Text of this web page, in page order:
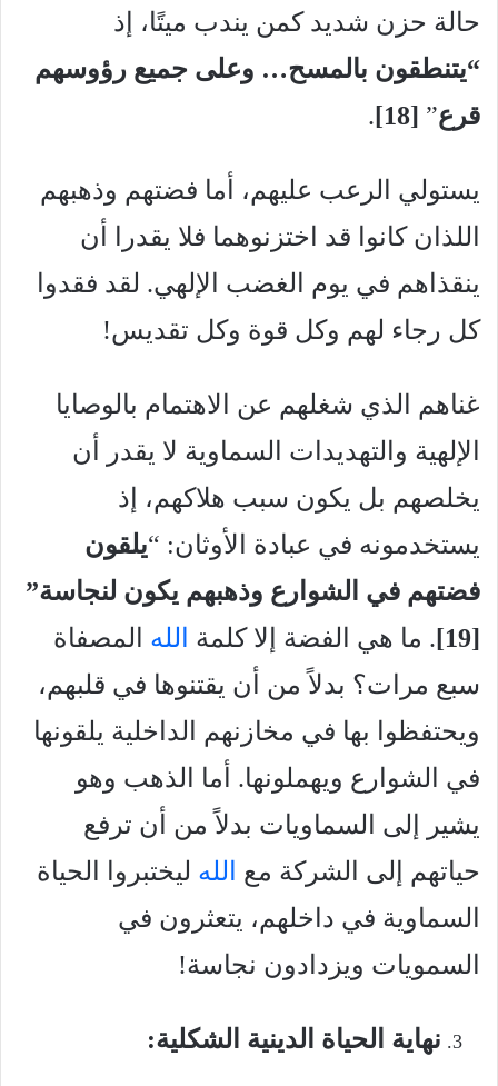
حالة حزن شديد كمن يندب ميتًا، إذ
“يتنطقون بالمسح… وعلى جميع رؤوسهم
قرع”
[18
]
.
يستولي الرعب عليهم، أما فضتهم وذهبهم
اللذان كانوا قد اختزنوهما فلا يقدرا أن
ينقذاهم في يوم الغضب الإلهي. لقد فقدوا
كل رجاء لهم وكل قوة وكل تقديس!
غناهم الذي شغلهم عن الاهتمام بالوصايا
الإلهية والتهديدات السماوية لا يقدر أن
يخلصهم بل يكون سبب هلاكهم، إذ
يستخدمونه في عبادة الأوثان: “يلقون
فضتهم في الشوارع وذهبهم يكون لنجاسة”
[19
]. ما هي الفضة إلا كلمة الله المصفاة
سبع مرات؟ بدلاً من أن يقتنوها في قلبهم،
ويحتفظوا بها في مخازنهم الداخلية يلقونها
في الشوارع ويهملونها. أما الذهب وهو
يشير إلى السماويات بدلاً من أن ترفع
حياتهم إلى الشركة مع
الله ليختبروا الحياة
السماوية في داخلهم، يتعثرون في
السمويات ويزدادون نجاسة!
نهاية الحياة الدينية الشكلية: